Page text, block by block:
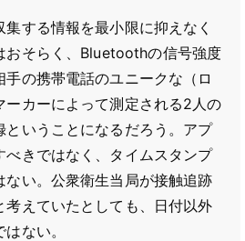
する情報を最小限に抑えなく
おそらく、Bluetoothの信号強度
手の携帯電話のユニークな（ロ
ーカーによって測定される2人の
ということになるだろう。アプ
べきではなく、タイムスタンプ
ない。公衆衛生当局が接触追跡
考えていたとしても、日付以外
ない。